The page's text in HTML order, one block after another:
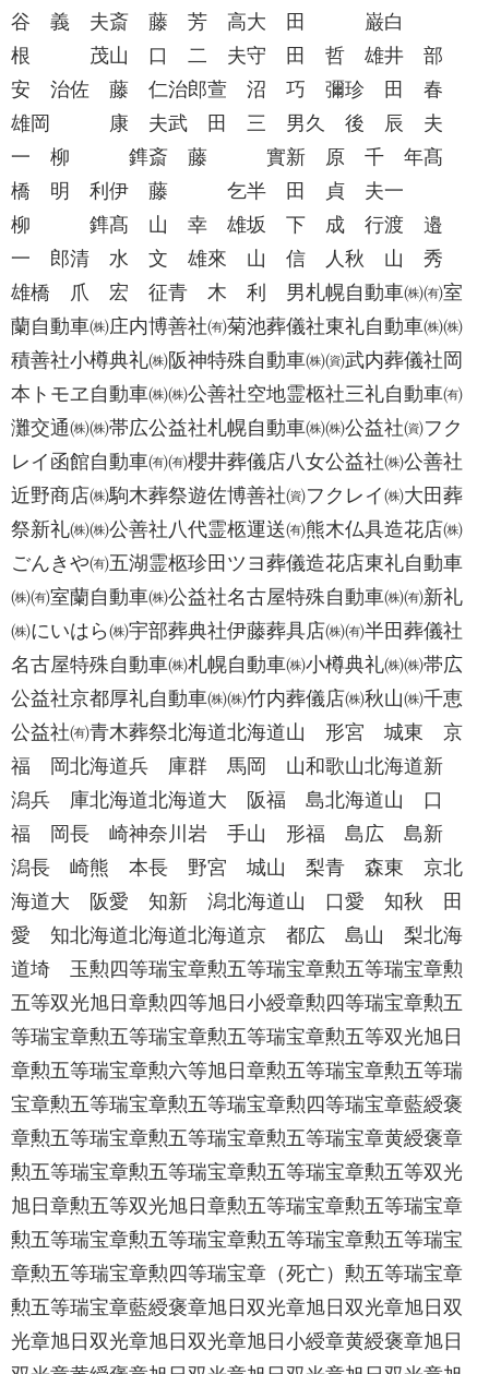
谷 義 夫斎 藤 芳 高大 田 巌白
根 茂山 口 二 夫守 田 哲 雄井 部
安 治佐 藤 仁治郎萱 沼 巧 彌珍 田 春
雄岡 康 夫武 田 三 男久 後 辰 夫
一 柳 鎨斎 藤 實新 原 千 年髙
橋 明 利伊 藤 乞半 田 貞 夫一
柳 鎨髙 山 幸 雄坂 下 成 行渡 邉
一 郎清 水 文 雄來 山 信 人秋 山 秀
雄橋 爪 宏 征青 木 利 男札幌自動車㈱㈲室
蘭自動車㈱庄内博善社㈲菊池葬儀社東礼自動車㈱㈱
積善社小樽典礼㈱阪神特殊自動車㈱㈾武内葬儀社岡
本トモヱ自動車㈱㈱公善社空地霊柩社三礼自動車㈲
灘交通㈱㈱帯広公益社札幌自動車㈱㈱公益社㈾フク
レイ函館自動車㈲㈲櫻井葬儀店八女公益社㈱公善社
近野商店㈱駒木葬祭遊佐博善社㈾フクレイ㈱大田葬
祭新礼㈱㈱公善社八代霊柩運送㈲熊木仏具造花店㈱
ごんきや㈲五湖霊柩珍田ツヨ葬儀造花店東礼自動車
㈱㈲室蘭自動車㈱公益社名古屋特殊自動車㈱㈲新礼
㈱にいはら㈱宇部葬典社伊藤葬具店㈱㈲半田葬儀社
名古屋特殊自動車㈱札幌自動車㈱小樽典礼㈱㈱帯広
公益社京都厚礼自動車㈱㈱竹内葬儀店㈱秋山㈱千恵
公益社㈲青木葬祭北海道北海道山 形宮 城東 京
福 岡北海道兵 庫群 馬岡 山和歌山北海道新
潟兵 庫北海道北海道大 阪福 島北海道山 口
福 岡長 崎神奈川岩 手山 形福 島広 島新
潟長 崎熊 本長 野宮 城山 梨青 森東 京北
海道大 阪愛 知新 潟北海道山 口愛 知秋 田
愛 知北海道北海道北海道京 都広 島山 梨北海
道埼 玉勲四等瑞宝章勲五等瑞宝章勲五等瑞宝章勲
五等双光旭日章勲四等旭日小綬章勲四等瑞宝章勲五
等瑞宝章勲五等瑞宝章勲五等瑞宝章勲五等双光旭日
章勲五等瑞宝章勲六等旭日章勲五等瑞宝章勲五等瑞
宝章勲五等瑞宝章勲五等瑞宝章勲四等瑞宝章藍綬褒
章勲五等瑞宝章勲五等瑞宝章勲五等瑞宝章黄綬褒章
勲五等瑞宝章勲五等瑞宝章勲五等瑞宝章勲五等双光
旭日章勲五等双光旭日章勲五等瑞宝章勲五等瑞宝章
勲五等瑞宝章勲五等瑞宝章勲五等瑞宝章勲五等瑞宝
章勲五等瑞宝章勲四等瑞宝章（死亡）勲五等瑞宝章
勲五等瑞宝章藍綬褒章旭日双光章旭日双光章旭日双
光章旭日双光章旭日双光章旭日小綬章黄綬褒章旭日